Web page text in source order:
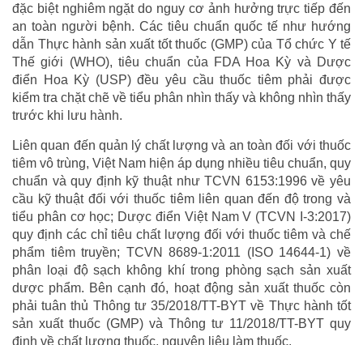
đặc biệt nghiêm ngặt do nguy cơ ảnh hưởng trực tiếp đến
an toàn người bệnh. Các tiêu chuẩn quốc tế như hướng
dẫn Thực hành sản xuất tốt thuốc (GMP) của Tổ chức Y tế
Thế giới (WHO), tiêu chuẩn của FDA Hoa Kỳ và Dược
điển Hoa Kỳ (USP) đều yêu cầu thuốc tiêm phải được
kiểm tra chặt chẽ về tiểu phân nhìn thấy và không nhìn thấy
trước khi lưu hành.
Liên quan đến quản lý chất lượng và an toàn đối với thuốc
tiêm vô trùng, Việt Nam hiện áp dụng nhiều tiêu chuẩn, quy
chuẩn và quy định kỹ thuật như TCVN 6153:1996 về yêu
cầu kỹ thuật đối với thuốc tiêm liên quan đến độ trong và
tiểu phân cơ học; Dược điển Việt Nam V (TCVN I-3:2017)
quy định các chỉ tiêu chất lượng đối với thuốc tiêm và chế
phẩm tiêm truyền; TCVN 8689-1:2011 (ISO 14644-1) về
phân loại độ sạch không khí trong phòng sạch sản xuất
dược phẩm. Bên cạnh đó, hoạt động sản xuất thuốc còn
phải tuân thủ Thông tư 35/2018/TT-BYT về Thực hành tốt
sản xuất thuốc (GMP) và Thông tư 11/2018/TT-BYT quy
định về chất lượng thuốc, nguyên liệu làm thuốc.